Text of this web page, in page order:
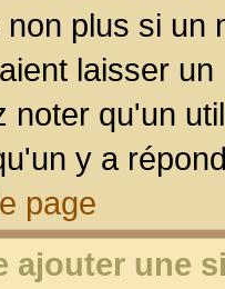
plus si un
laisser
noter qu'un
y a
page
ajouter une